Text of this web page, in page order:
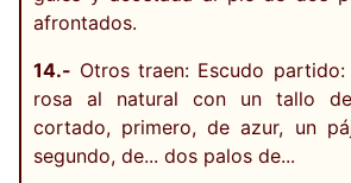
afrontados.
14.- Otros traen: Escudo partido:
rosa al natural con un tallo
cortado, primero, de azur, un
segundo, de... dos palos de...